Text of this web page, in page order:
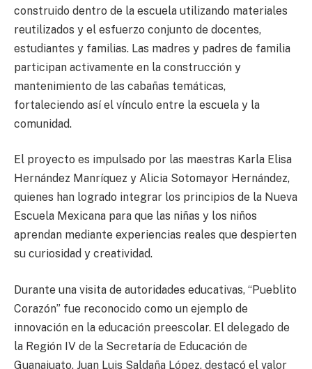
construido dentro de la escuela utilizando materiales
reutilizados y el esfuerzo conjunto de docentes,
estudiantes y familias. Las madres y padres de familia
participan activamente en la construcción y
mantenimiento de las cabañas temáticas,
fortaleciendo así el vínculo entre la escuela y la
comunidad.
El proyecto es impulsado por las maestras Karla Elisa
Hernández Manríquez y Alicia Sotomayor Hernández,
quienes han logrado integrar los principios de la Nueva
Escuela Mexicana para que las niñas y los niños
aprendan mediante experiencias reales que despierten
su curiosidad y creatividad.
Durante una visita de autoridades educativas, “Pueblito
Corazón” fue reconocido como un ejemplo de
innovación en la educación preescolar. El delegado de
la Región IV de la Secretaría de Educación de
Guanajuato, Juan Luis Saldaña López, destacó el valor